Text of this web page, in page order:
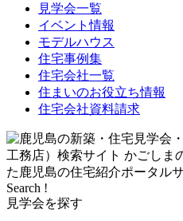
見学会一覧
イベント情報
モデルハウス
住宅事例集
住宅会社一覧
住まいのお役立ち情報
住宅会社資料請求
Search !
見学会を探す